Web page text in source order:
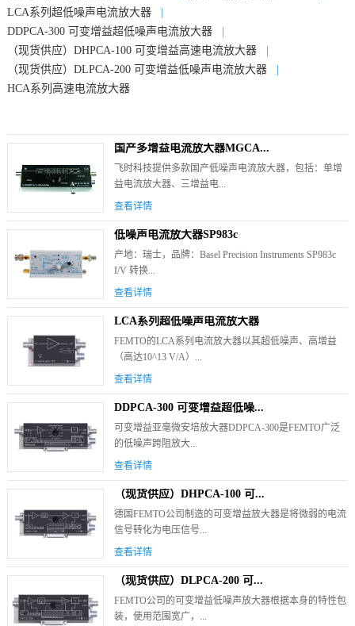
LCA系列超低噪声电流放大器
DDPCA-300 可变增益超低噪声电流放大器
（现货供应）DHPCA-100 可变增益高速电流放大器
（现货供应）DLPCA-200 可变增益低噪声电流放大器
HCA系列高速电流放大器
国产多增益电流放大器MGCA...
飞时科技提供多款国产低噪声电流放大器，包括：单增
益电流放大器、三增益电...
查看详情
低噪声电流放大器SP983c
产地：瑞士，品牌：Basel Precision Instruments SP983c
I/V 转换...
查看详情
LCA系列超低噪声电流放大器
FEMTO的LCA系列电流放大器以其超低噪声、高增益
（高达10^13 V/A）...
查看详情
DDPCA-300 可变增益超低噪...
可变增益亚毫微安培放大器DDPCA-300是FEMTO广泛
的低噪声跨阻放大...
查看详情
（现货供应）DHPCA-100 可...
德国FEMTO公司制造的可变增益放大器是将微弱的电流
信号转化为电压信号...
查看详情
（现货供应）DLPCA-200 可...
FEMTO公司的可变增益低噪声放大器根据本身的特性包
装，使用范围宽广，...